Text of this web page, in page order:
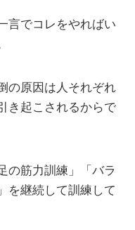
言でコレをやればい
の原因は人それぞれ
き起こされるからで
の筋力訓練」「バラ
を継続して訓練して